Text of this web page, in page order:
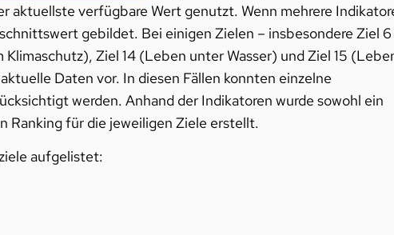
aktuellste verfügbare Wert genutzt. Wenn mehrere
gebildet. Bei einigen Zielen – insbesondere Ziel 6
Klimaschutz), Ziel 14 (Leben unter Wasser) und Ziel 15
Daten vor. In diesen Fällen konnten einzelne
werden. Anhand der Indikatoren wurde sowohl ein
Ranking für die jeweiligen Ziele erstellt.
aufgelistet: